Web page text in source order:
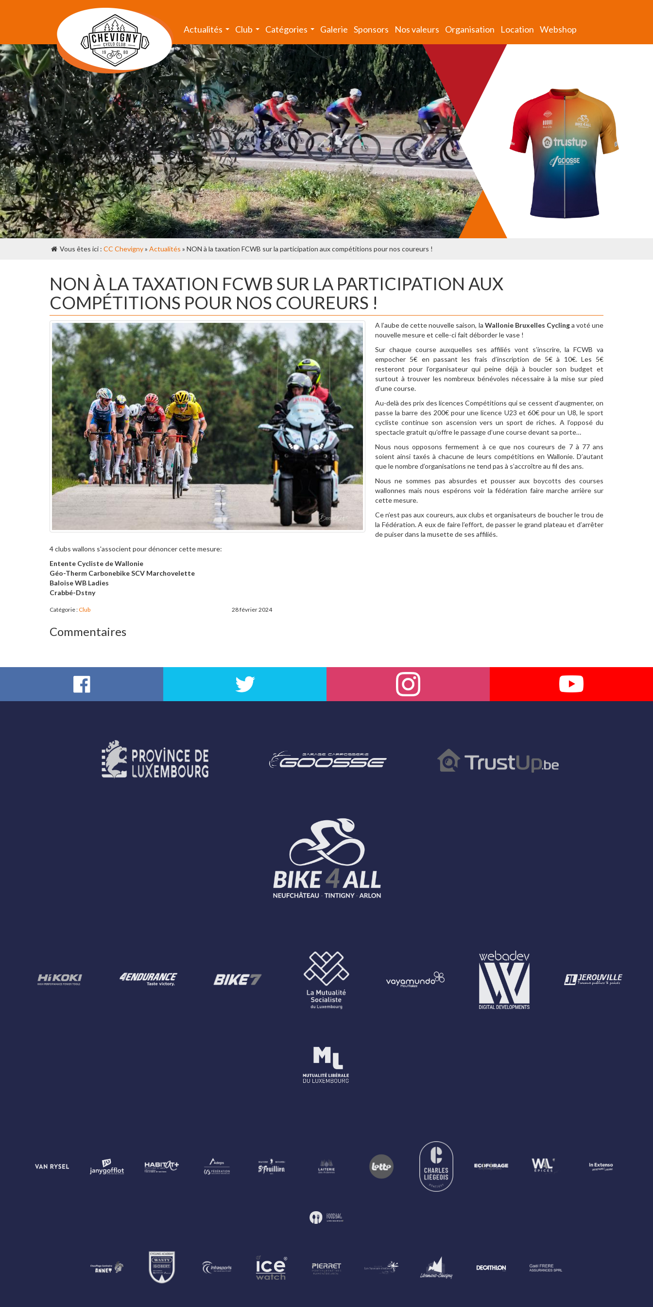
Actualités Club Catégories Galerie Sponsors Nos valeurs Organisation Location Webshop
Vous êtes ici : CC Chevigny» Actualités » NON à la taxation FCWB sur la participation aux compétitions pour nos coureurs !
NON À LA TAXATION FCWB SUR LA PARTICIPATION AUX
COMPÉTITIONS POUR NOS COUREURS !
A l’aube de cette nouvelle saison, la Wallonie Bruxelles Cyclinga voté une
nouvelle mesure et celle-ci fait déborder le vase !
Sur chaque course auxquelles ses affiliés vont s’inscrire, la FCWB va
empocher 5€ en passant les frais d’inscription de 5€ à 10€. Les 5€
resteront pour l’organisateur qui peine déjà à boucler son budget et
surtout à trouver les nombreux bénévoles nécessaire à la mise sur pied
d’une course.
Au-delà des prix des licences Compétitions qui se cessent d’augmenter, on
passe la barre des 200€ pour une licence U23 et 60€ pour un U8, le sport
cycliste continue son ascension vers un sport de riches. A l’opposé du
spectacle gratuit qu’offre le passage d’une course devant sa porte…
Nous nous opposons fermement à ce que nos coureurs de 7 à 77 ans
soient ainsi taxés à chacune de leurs compétitions en Wallonie. D’autant
que le nombre d’organisations ne tend pas à s’accroître au fil des ans.
Nous ne sommes pas absurdes et pousser aux boycotts des courses
wallonnes mais nous espérons voir la fédération faire marche arrière sur
cette mesure.
Ce n’est pas aux coureurs, aux clubs et organisateurs de boucher le trou de
la Fédération. A eux de faire l’effort, de passer le grand plateau et d’arrêter
de puiser dans la musette de ses affiliés.
4 clubs wallons s'associent pour dénoncer cette mesure:
Entente Cycliste de Wallonie
Géo-Therm Carbonebike SCV Marchovelette
Baloise WB Ladies
Crabbé-Dstny
Catégorie :Club 28 février 2024
Commentaires